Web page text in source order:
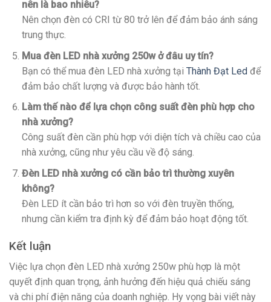
nên là bao nhiêu?
Nên chọn đèn có CRI từ 80 trở lên để đảm bảo ánh sáng
trung thực.
Mua đèn LED nhà xưởng 250w ở đâu uy tín?
Bạn có thể mua đèn LED nhà xưởng tại Thành Đạt Ledđể
đảm bảo chất lượng và được bảo hành tốt.
Làm thế nào để lựa chọn công suất đèn phù hợp cho
nhà xưởng?
Công suất đèn cần phù hợp với diện tích và chiều cao của
nhà xưởng, cũng như yêu cầu về độ sáng.
Đèn LED nhà xưởng có cần bảo trì thường xuyên
không?
Đèn LED ít cần bảo trì hơn so với đèn truyền thống,
nhưng cần kiểm tra định kỳ để đảm bảo hoạt động tốt.
Kết luận
Việc lựa chọn đèn LED nhà xưởng 250w phù hợp là một
quyết định quan trọng, ảnh hưởng đến hiệu quả chiếu sáng
và chi phí điện năng của doanh nghiệp. Hy vọng bài viết này